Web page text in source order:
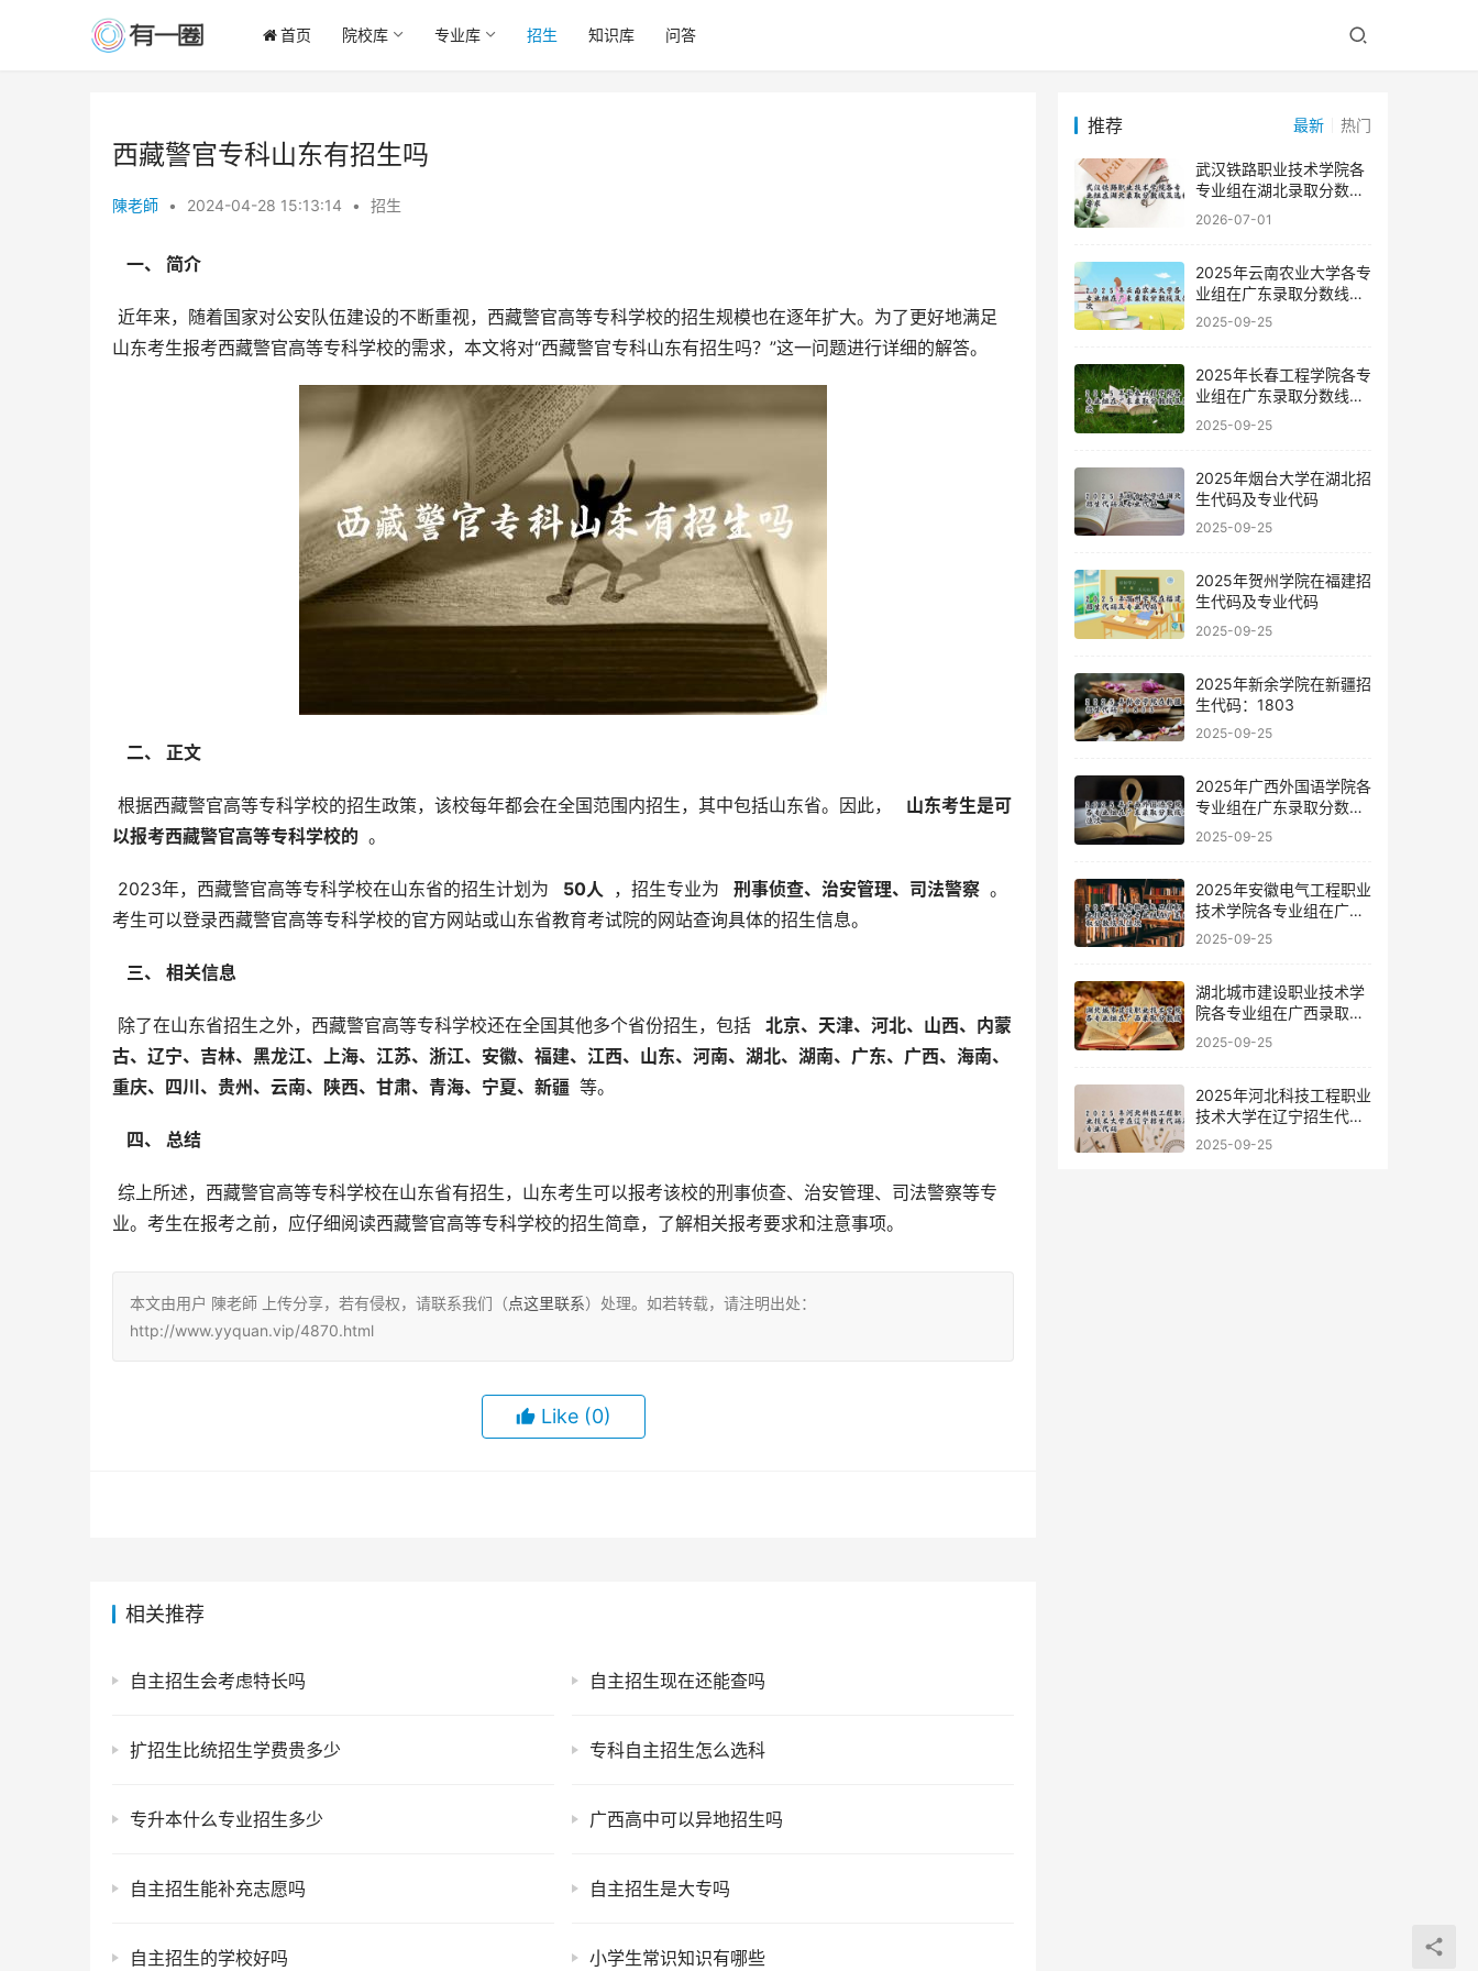
首页 院校库 专业库 招生 知识库 问答
西藏警官专科山东有招生吗
陳老師 • 2024-04-28 15:13:14 • 招生
  一、 简介
山东考生报考西藏警官高等专科学校的需求，本文将对“西藏警官专科山东有招生吗？”这一问题进行详细的解答。
  二、 正文
根据西藏警官高等专科学校的招生政策，该校每年都会在全国范围内招生，其中包括山东省。因此，
  山东考生是可
以报考西藏警官高等专科学校的 。
2023年，西藏警官高等专科学校在山东省的招生计划为
  50人
，招生专业为
  刑事侦查、治安管理、司法警察
。
考生可以登录西藏警官高等专科学校的官方网站或山东省教育考试院的网站查询具体的招生信息。
  三、 相关信息
除了在山东省招生之外，西藏警官高等专科学校还在全国其他多个省份招生，包括
  北京、天津、河北、山西、内蒙
古、辽宁、吉林、黑龙江、上海、江苏、浙江、安徽、福建、江西、山东、河南、湖北、湖南、广东、广西、海南、
重庆、四川、贵州、云南、陕西、甘肃、青海、宁夏、新疆 等。
  四、 总结
业。考生在报考之前，应仔细阅读西藏警官高等专科学校的招生简章，了解相关报考要求和注意事项。
本文由用户 陳老師 上传分享，若有侵权，请联系我们（点这里联系）处理。如若转载，请注明出处：
http://www.yyquan.vip/4870.html
Like (0)
相关推荐
自主招生会考虑特长吗 自主招生现在还能查吗
扩招生比统招生学费贵多少 专科自主招生怎么选科
专升本什么专业招生多少 广西高中可以异地招生吗
自主招生能补充志愿吗 自主招生是大专吗
自主招生的学校好吗 小学生常识知识有哪些
推荐 最新 热门
武汉铁路职业技术学院各
专业组在湖北录取分数线
及选科要求
2026-07-01
2025年云南农业大学各专
业组在广东录取分数线及
位次
2025-09-25
2025年长春工程学院各专
业组在广东录取分数线及
位次
2025-09-25
2025年烟台大学在湖北招
生代码及专业代码
2025-09-25
2025年贺州学院在福建招
生代码及专业代码
2025-09-25
2025年新余学院在新疆招
生代码：1803
2025-09-25
2025年广西外国语学院各
专业组在广东录取分数线
及位次
2025-09-25
2025年安徽电气工程职业
技术学院各专业组在广东
录取分数线及位次
2025-09-25
湖北城市建设职业技术学
院各专业组在广西录取分
数线
2025-09-25
2025年河北科技工程职业
技术大学在辽宁招生代码
及专业代码
2025-09-25